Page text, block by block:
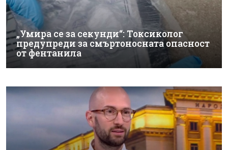
„Умира се за секунди“: Токсиколог
предупреди за смъртоносната опасност
от фентанила